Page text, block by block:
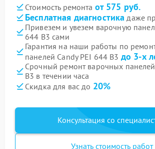
Стоимость ремонта от 575 руб.
Бесплатная диагностика даже
Привезем и увезем варочную
644 B3 сами
Гарантия на наши работы по
панелей Candy PEI 644 B3 до 3-х
Срочный ремонт варочных
B3 в течении часа
Скидка для вас до 20%
Консультация со
Узнать стоимость работ